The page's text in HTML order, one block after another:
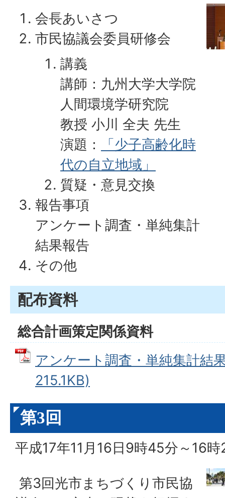
会長あいさつ
市民協議会委員研修会
講義
講師：九州大学大学院
人間環境学研究院
教授 小川 全夫 先生
演題：
「少子高齢化時
代の自立地域」
質疑・意見交換
報告事項
アンケート調査・単純集計
結果報告
その他
配布資料
総合計画策定関係資料
アンケート調査・単純集計結
215.1KB)
第3回
平成17年11月16日9時45分～16
第3回光市まちづくり市民協